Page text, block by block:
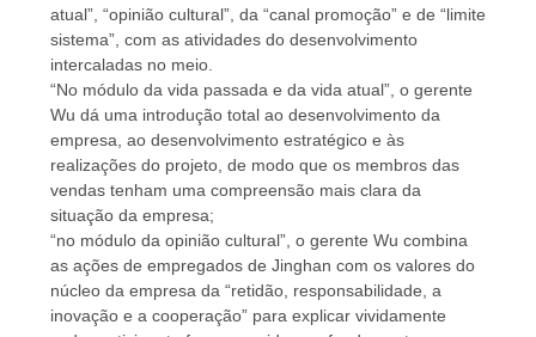
atual”, “opinião cultural”, da “canal promoção” e de “limite
sistema”, com as atividades do desenvolvimento
intercaladas no meio.
“No módulo da vida passada e da vida atual”, o gerente
Wu dá uma introdução total ao desenvolvimento da
empresa, ao desenvolvimento estratégico e às
realizações do projeto, de modo que os membros das
vendas tenham uma compreensão mais clara da
situação da empresa;
“no módulo da opinião cultural”, o gerente Wu combina
as ações de empregados de Jinghan com os valores do
núcleo da empresa da “retidão, responsabilidade, a
inovação e a cooperação” para explicar vividamente